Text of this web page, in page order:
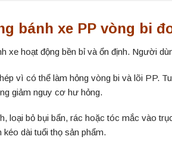
bánh xe PP vòng bi
xe hoạt động bền bỉ và ổn định. Người
vì có thể làm hỏng vòng bi và lõi PP.
giảm nguy cơ hư hỏng.
loại bỏ bụi bẩn, rác hoặc tóc mắc vào
dài tuổi thọ sản phẩm.